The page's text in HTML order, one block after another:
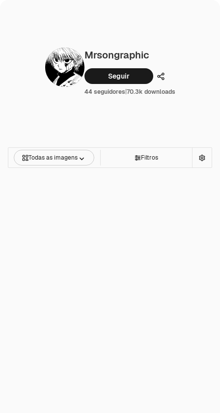
Mrsongraphic
Seguir Compartilhar
44 seguidores|70.3k downloads
Todas as imagens Filtros